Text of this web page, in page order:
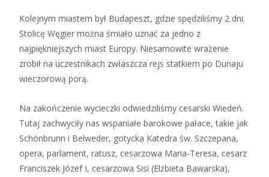
Kolejnym miastem był Budapeszt, gdzie spędziliśmy 2 dni.
Stolicę Węgier można śmiało uznać za jedno z
najpiękniejszych miast Europy. Niesamowite wrażenie
zrobił na uczestnikach zwłaszcza rejs statkiem po Dunaju
wieczorową porą.
Na zakończenie wycieczki odwiedziliśmy cesarski Wiedeń.
Tutaj zachwyciły nas wspaniałe barokowe pałace, takie jak
Schönbrunn i Belweder, gotycka Katedra św. Szczepana,
opera, parlament, ratusz, cesarzowa Maria-Teresa, cesarz
Franciszek Józef I, cesarzowa Sisi (Elżbieta Bawarska),